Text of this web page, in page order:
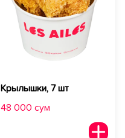
Крылышки, 7 шт
48 000 сум